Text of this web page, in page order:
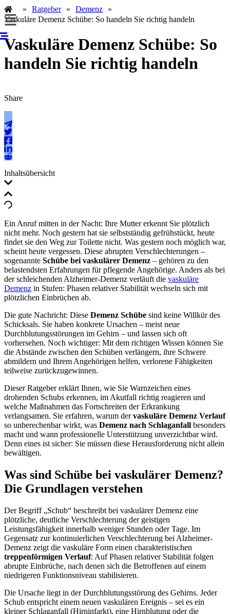
Zum
Inhalt
springen
Menü
» Ratgeber » Demenz
»
Vaskuläre Demenz Schübe: So handeln Sie richtig handeln
Vaskuläre Demenz Schübe: So
handeln Sie richtig handeln
Share
Inhaltsübersicht
Ein Anruf mitten in der Nacht: Ihre Mutter erkennt Sie plötzlich
nicht mehr. Noch gestern hat sie selbstständig gefrühstückt, heute
findet sie den Weg zur Toilette nicht. Was gestern noch möglich war,
scheint heute vergessen. Diese abrupten Verschlechterungen –
sogenannte Schübe bei vaskulärer Demenz – gehören zu den
belastendsten Erfahrungen für pflegende Angehörige. Anders als bei
der schleichenden Alzheimer-Demenz verläuft die vaskuläre
Demenz in Stufen: Phasen relativer Stabilität wechseln sich mit
plötzlichen Einbrüchen ab.
Die gute Nachricht: Diese Demenz Schübe sind keine Willkür des
Schicksals. Sie haben konkrete Ursachen – meist neue
Durchblutungsstörungen im Gehirn – und lassen sich oft
vorhersehen. Noch wichtiger: Mit dem richtigen Wissen können Sie
die Abstände zwischen den Schüben verlängern, ihre Schwere
abmildern und Ihrem Angehörigen helfen, verlorene Fähigkeiten
teilweise zurückzugewinnen.
Dieser Ratgeber erklärt Ihnen, wie Sie Warnzeichen eines
drohenden Schubs erkennen, im Akutfall richtig reagieren und
welche Maßnahmen das Fortschreiten der Erkrankung
verlangsamen. Sie erfahren, warum dervaskuläre Demenz Verlauf
so unberechenbar wirkt, was Demenz nach Schlaganfall besonders
macht und wann professionelle Unterstützung unverzichtbar wird.
Denn eines ist sicher: Sie müssen diese Herausforderung nicht allein
bewältigen.
Was sind Schübe bei vaskulärer Demenz?
Die Grundlagen verstehen
Der Begriff „Schub“ beschreibt bei vaskulärer Demenz eine
plötzliche, deutliche Verschlechterung der geistigen
Leistungsfähigkeit innerhalb weniger Stunden oder Tage. Im
Gegensatz zur kontinuierlichen Verschlechterung bei Alzheimer-
Demenz zeigt die vaskuläre Form einen charakteristischen
treppenförmigen Verlauf: Auf Phasen relativer Stabilität folgen
abrupte Einbrüche, nach denen sich die Betroffenen auf einem
niedrigeren Funktionsniveau stabilisieren.
Die Ursache liegt in der Durchblutungsstörung des Gehirns. Jeder
Schub entspricht einem neuen vaskulären Ereignis – sei es ein
kleiner Schlaganfall (Hirninfarkt), eine Hirnblutung oder die